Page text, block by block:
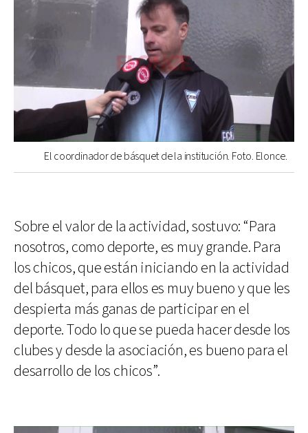
El coordinador de básquet de la institución. Foto. Elonce.
Sobre el valor de la actividad, sostuvo: “Para
nosotros, como deporte, es muy grande. Para
los chicos, que están iniciando en la actividad
del básquet, para ellos es muy bueno y que les
despierta más ganas de participar en el
deporte. Todo lo que se pueda hacer desde los
clubes y desde la asociación, es bueno para el
desarrollo de los chicos”.